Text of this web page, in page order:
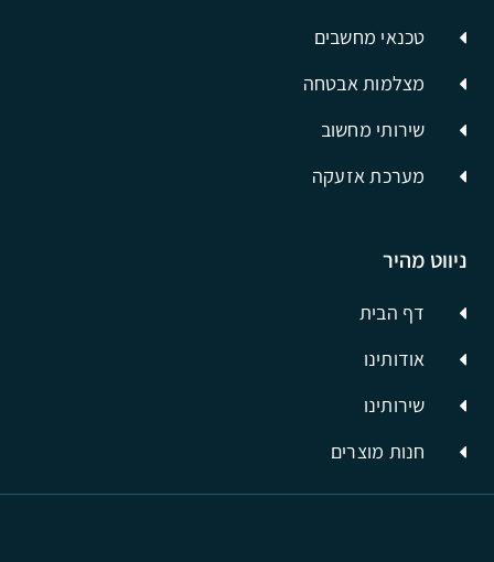
ניווט מהיר
דף הבית
אודותינו
שירותינו
חנות מוצרים
טכנאי מחשבים
מצלמות אבטחה
שירותי מחשוב
מערכת אזעקה